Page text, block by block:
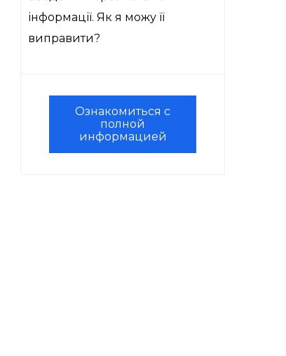
інформації. Як я можу її
виправити?
Ознакомиться с
полной
информацией